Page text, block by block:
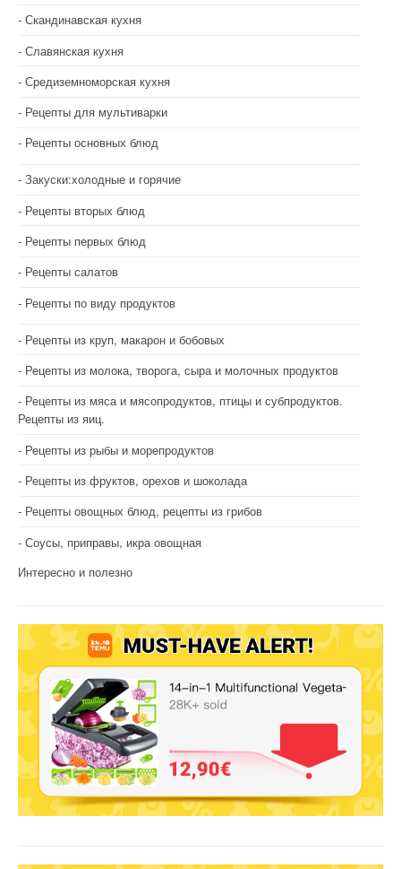
Скандинавская кухня
Славянская кухня
Средиземноморская кухня
Рецепты для мультиварки
Рецепты основных блюд
Закуски:холодные и горячие
Рецепты вторых блюд
Рецепты первых блюд
Рецепты салатов
Рецепты по виду продуктов
Рецепты из круп, макарон и бобовых
Рецепты из молока, творога, сыра и молочных продуктов
Рецепты из мяса и мясопродуктов, птицы и субпродуктов.
Рецепты из яиц.
Рецепты из рыбы и морепродуктов
Рецепты из фруктов, орехов и шоколада
Рецепты овощных блюд, рецепты из грибов
Соусы, приправы, икра овощная
Интересно и полезно